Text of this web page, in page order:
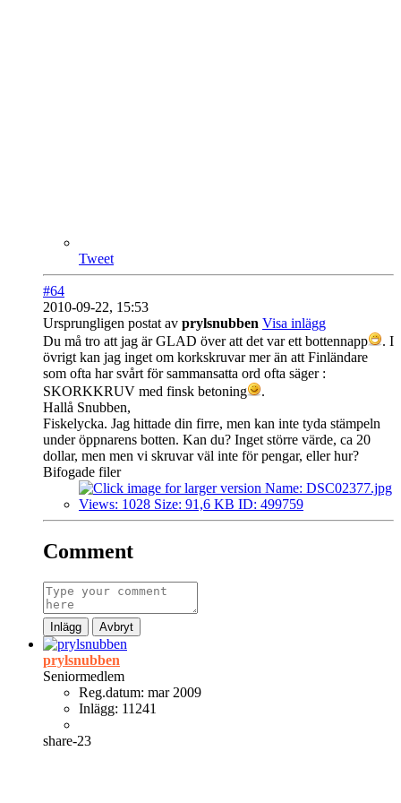
Tweet
#64
2010-09-22, 15:53
Ursprungligen postat av prylsnubben Visa inlägg
Du må tro att jag är GLAD över att det var ett bottennapp
. I
övrigt kan jag inget om korkskruvar mer än att Finländare
som ofta har svårt för sammansatta ord ofta säger :
SKORKKRUV med finsk betoning
.
Hallå Snubben,
Fiskelycka. Jag hittade din firre, men kan inte tyda stämpeln
under öppnarens botten. Kan du? Inget större värde, ca 20
dollar, men men vi skruvar väl inte för pengar, eller hur?
Bifogade filer
Comment
Inlägg Avbryt
prylsnubben
Seniormedlem
Reg.datum: mar 2009
Inlägg: 11241
share-23